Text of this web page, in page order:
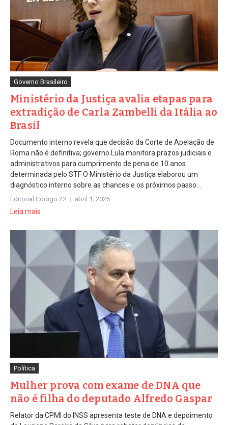
Governo Brasileiro
Ministério da Justiça avalia etapas para
extradição de Carla Zambelli da Itália ao
Brasil
Documento interno revela que decisão da Corte de Apelação de
Roma não é definitiva; governo Lula monitora prazos judiciais e
administrativos para cumprimento de pena de 10 anos
determinada pelo STF O Ministério da Justiça elaborou um
diagnóstico interno sobre as chances e os próximos passo...
Editorial Código 22 abril 1, 2026
Leia mais
Política
Mulher prova com exame de DNA que
não é filha do deputado Alfredo Gaspar
Relator da CPMI do INSS apresenta teste de DNA e depoimento